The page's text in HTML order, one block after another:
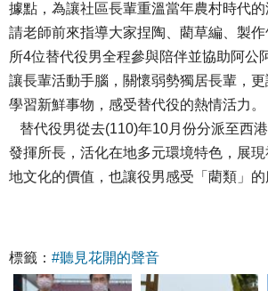
據點，為讓社區長輩重溫當年農村時代
請老師前來指導大家捏陶、藺草編、製
所4位替代役男全程參與陪伴並協助阿公
讓長輩活動手腦，關懷弱勢獨居長輩，更
學習新鮮事物，感受替代役的熱情活力。
替代役男從去(110)年10月份分派至西
發揮所長，活化在地多元環境特色，展
地文化的價值，也讓役男感受「藺類」的
標籤： #聽見花開的聲音